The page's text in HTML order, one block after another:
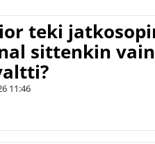
teki
sittenkin vain
11:46